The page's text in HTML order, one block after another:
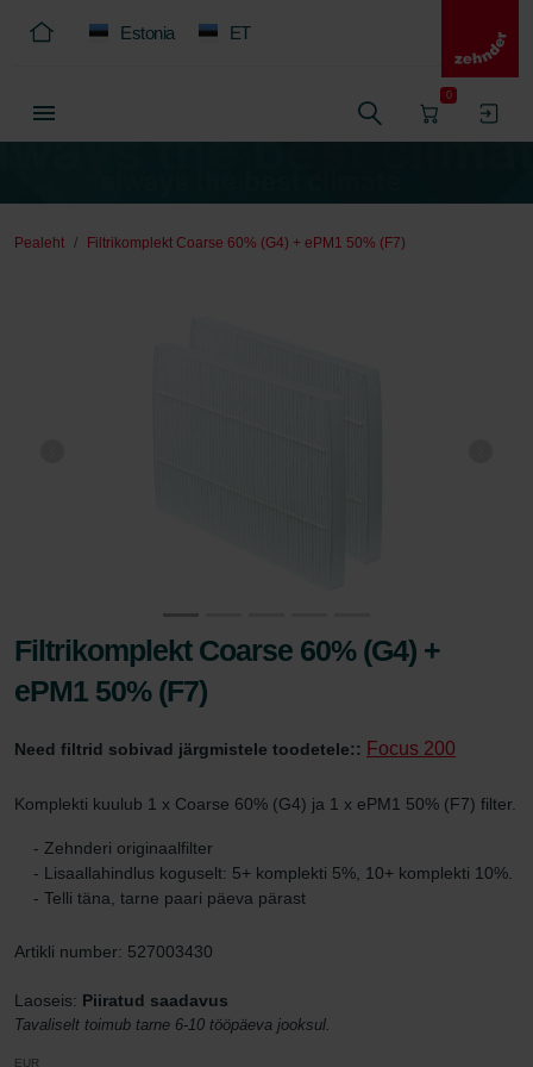
Estonia ET
0
Pealeht Filtrikomplekt Coarse 60% (G4) + ePM1 50% (F7)
Filtrikomplekt Coarse 60% (G4) +
ePM1 50% (F7)
Need filtrid sobivad järgmistele toodetele:: Focus 200
Komplekti kuulub 1 x Coarse 60% (G4) ja 1 x ePM1 50% (F7) filter.
- Zehnderi originaalfilter
- Lisaallahindlus koguselt: 5+ komplekti 5%, 10+ komplekti 10%.
- Telli täna, tarne paari päeva pärast
Artikli number: 527003430
Laoseis: Piiratud saadavus
Tavaliselt toimub tarne 6-10 tööpäeva jooksul.
EUR